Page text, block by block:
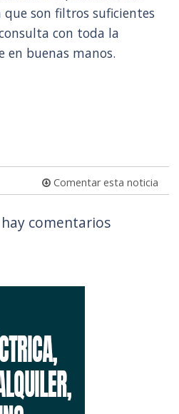
son filtros suficientes
con toda la
en buenas manos.
Comentar esta noticia
comentarios